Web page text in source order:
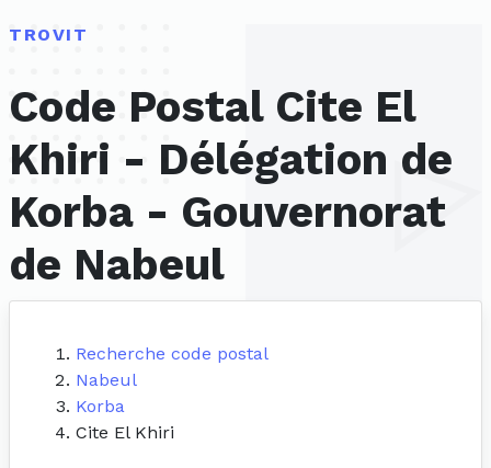
TROVIT
Code Postal Cite El
Khiri - Délégation de
Korba - Gouvernorat
de Nabeul
Recherche code postal
Nabeul
Korba
Cite El Khiri